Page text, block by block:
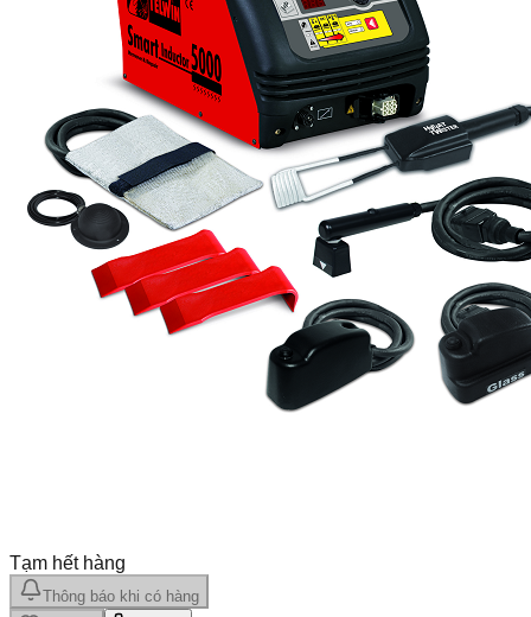
Tạm hết hàng
Thông báo khi có hàng